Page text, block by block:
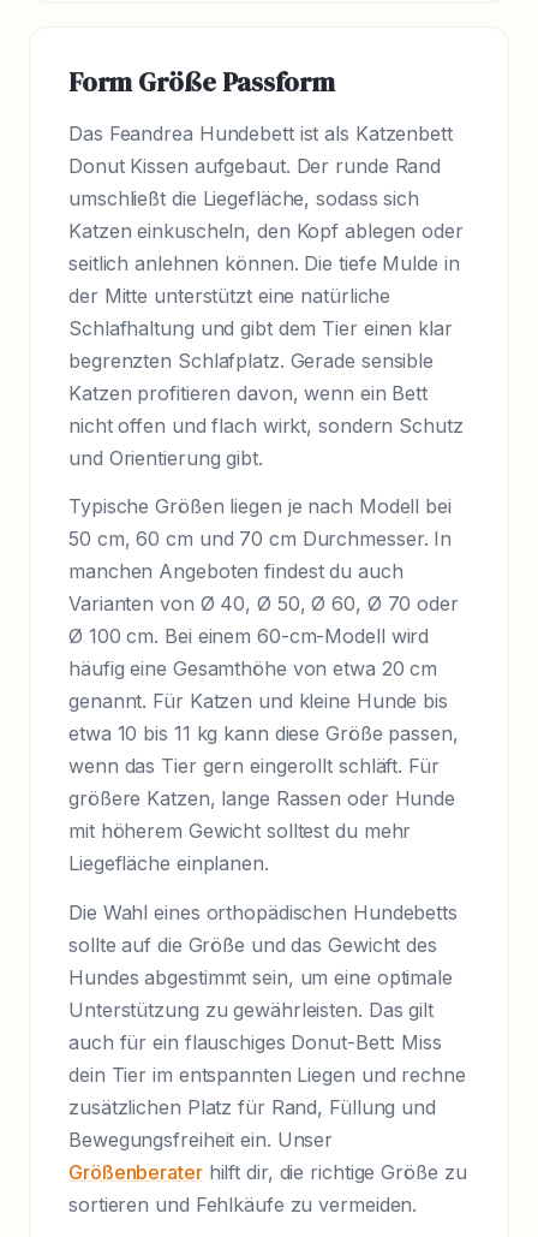
Form Größe Passform
Das Feandrea Hundebett ist als Katzenbett
Donut Kissen aufgebaut. Der runde Rand
umschließt die Liegefläche, sodass sich
Katzen einkuscheln, den Kopf ablegen oder
seitlich anlehnen können. Die tiefe Mulde in
der Mitte unterstützt eine natürliche
Schlafhaltung und gibt dem Tier einen klar
begrenzten Schlafplatz. Gerade sensible
Katzen profitieren davon, wenn ein Bett
nicht offen und flach wirkt, sondern Schutz
und Orientierung gibt.
Typische Größen liegen je nach Modell bei
50 cm, 60 cm und 70 cm Durchmesser. In
manchen Angeboten findest du auch
Varianten von Ø 40, Ø 50, Ø 60, Ø 70 oder
Ø 100 cm. Bei einem 60-cm-Modell wird
häufig eine Gesamthöhe von etwa 20 cm
genannt. Für Katzen und kleine Hunde bis
etwa 10 bis 11 kg kann diese Größe passen,
wenn das Tier gern eingerollt schläft. Für
größere Katzen, lange Rassen oder Hunde
mit höherem Gewicht solltest du mehr
Liegefläche einplanen.
Die Wahl eines orthopädischen Hundebetts
sollte auf die Größe und das Gewicht des
Hundes abgestimmt sein, um eine optimale
Unterstützung zu gewährleisten. Das gilt
auch für ein flauschiges Donut-Bett: Miss
dein Tier im entspannten Liegen und rechne
zusätzlichen Platz für Rand, Füllung und
Bewegungsfreiheit ein. Unser
Größenberaterhilft dir, die richtige Größe zu
sortieren und Fehlkäufe zu vermeiden.